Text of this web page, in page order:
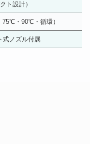
ト設計）
・90℃・循環）
式ノズル付属